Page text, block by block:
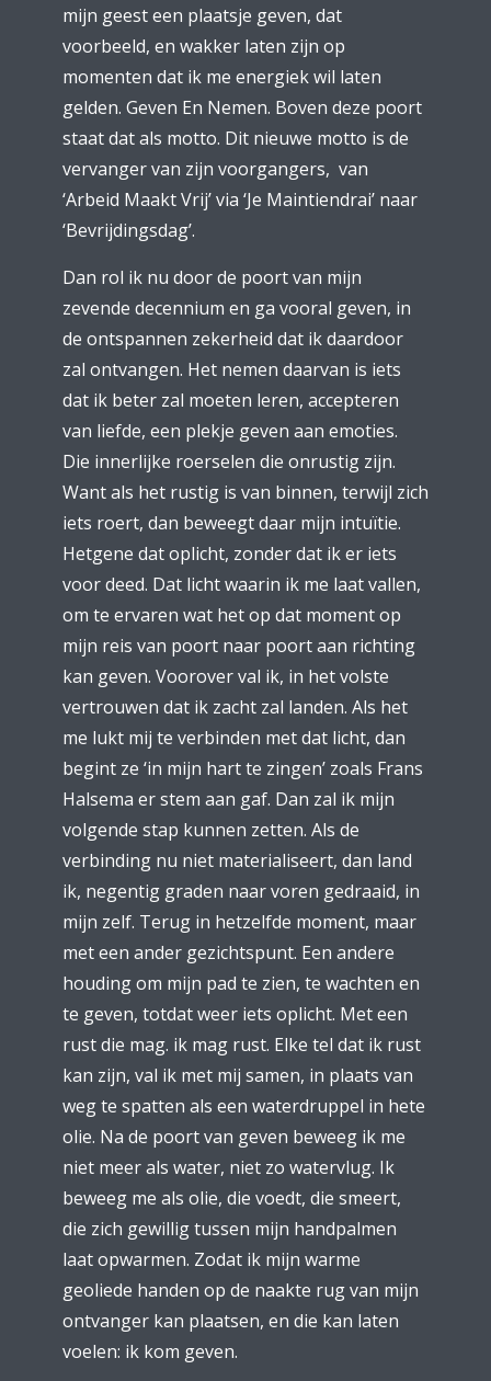
mijn geest een plaatsje geven, dat
voorbeeld, en wakker laten zijn op
momenten dat ik me energiek wil laten
gelden. Geven En Nemen. Boven deze poort
staat dat als motto. Dit nieuwe motto is de
vervanger van zijn voorgangers, van
‘Arbeid Maakt Vrij’ via ‘Je Maintiendrai’ naar
‘Bevrijdingsdag’.
Dan rol ik nu door de poort van mijn
zevende decennium en ga vooral geven, in
de ontspannen zekerheid dat ik daardoor
zal ontvangen. Het nemen daarvan is iets
dat ik beter zal moeten leren, accepteren
van liefde, een plekje geven aan emoties.
Die innerlijke roerselen die onrustig zijn.
Want als het rustig is van binnen, terwijl zich
iets roert, dan beweegt daar mijn intuïtie.
Hetgene dat oplicht, zonder dat ik er iets
voor deed. Dat licht waarin ik me laat vallen,
om te ervaren wat het op dat moment op
mijn reis van poort naar poort aan richting
kan geven. Voorover val ik, in het volste
vertrouwen dat ik zacht zal landen. Als het
me lukt mij te verbinden met dat licht, dan
begint ze ‘in mijn hart te zingen’ zoals Frans
Halsema er stem aan gaf. Dan zal ik mijn
volgende stap kunnen zetten. Als de
verbinding nu niet materialiseert, dan land
ik, negentig graden naar voren gedraaid, in
mijn zelf. Terug in hetzelfde moment, maar
met een ander gezichtspunt. Een andere
houding om mijn pad te zien, te wachten en
te geven, totdat weer iets oplicht. Met een
rust die mag. ik mag rust. Elke tel dat ik rust
kan zijn, val ik met mij samen, in plaats van
weg te spatten als een waterdruppel in hete
olie. Na de poort van geven beweeg ik me
niet meer als water, niet zo watervlug. Ik
beweeg me als olie, die voedt, die smeert,
die zich gewillig tussen mijn handpalmen
laat opwarmen. Zodat ik mijn warme
geoliede handen op de naakte rug van mijn
ontvanger kan plaatsen, en die kan laten
voelen: ik kom geven.